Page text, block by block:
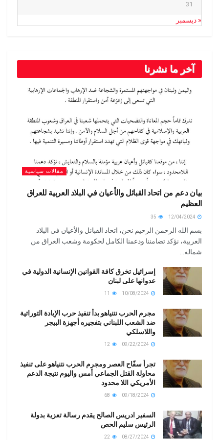
31
« ديسمبر
آخر ما نشرنا
مقالات سياسية
بيان دعم من اتحاد القبائل والأعيان في البلاد العربية للعراق
العظيم
بسم الله الرحمن الرحيم نحن، اتحاد القبائل والأعيان في البلاد
العربية، نؤكد تضامننا ودعمنا الكامل لحكومة وشعب العراق من
شماله...
إسرائيل تخرق كافة القوانين الإنسانية الدولية في
عدوانها على لبنان
مجرم الحرب نتنياهو بدأ تنفيذ حرب الإبادة التوراتية
ضد الشعب اللبناني بتفجيره أجهزة البيجر
واللاسلكي
تجرأ سفّاح العصر ومجرم الحرب نتنياهو على تنفيذ
محاولة القتل الجماعي أمس واليوم نتيجة الدعم
الأمريكي اللا محدود
السفير ادريس الصالح يقدم رسالة تعزية بدولة
الرئيس سليم الحص